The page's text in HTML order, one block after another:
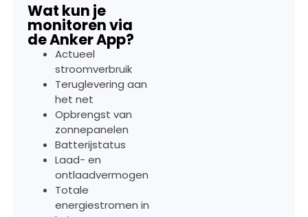
Wat kun je
monitoren via
de Anker App?
Actueel
stroomverbruik
Teruglevering aan
het net
Opbrengst van
zonnepanelen
Batterijstatus
Laad- en
ontlaadvermogen
Totale
energiestromen in